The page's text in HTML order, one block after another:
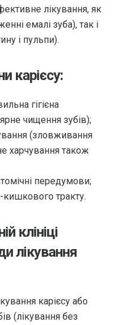
лікування, як
емалі зуба), так і
і пульпи).
карієсу:
гігієна
чищення зубів);
(зловживання
харчування також
передумови;
тракту.
клініці
лікування
карієсу або
(лікування без